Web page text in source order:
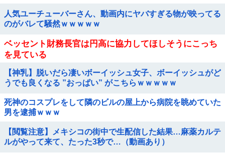
人気ユーチューバーさん、動画内にヤバすぎる物が映ってる
のがバレて騒然ｗｗｗｗｗ
ベッセント財務長官は円高に協力してほしそうにこっち
を見ている
【神乳】脱いだら凄いボーイッシュ女子、ボーイッシュがど
うでも良くなる ”おっぱい” がこちらｗｗｗｗｗ
死神のコスプレをして隣のビルの屋上から病院を眺めていた
男を逮捕ｗｗｗ
【閲覧注意】メキシコの街中で生配信した結果…麻薬カルテ
ルがやって来て、たった3秒で…（動画あり）